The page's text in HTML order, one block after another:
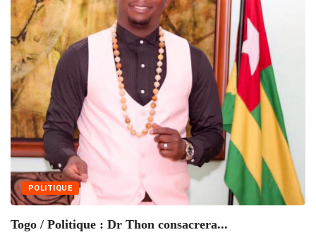
POLITIQUE
Togo / Politique : Dr Thon consacrera...